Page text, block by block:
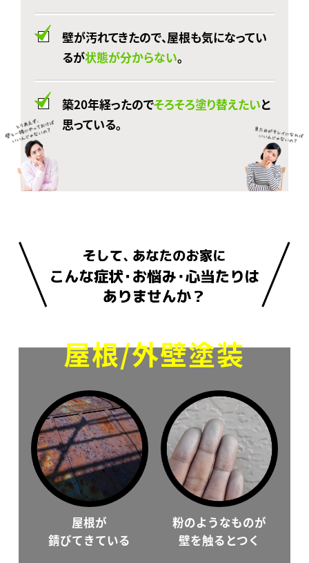
壁が汚れてきたので、屋根も気になってい
るが状態が分からない。
築20年経ったのでそろそろ塗り替えたいと
思っている。
屋根/外壁塗装
屋根が
錆びてきている
粉のようなものが
壁を触るとつく